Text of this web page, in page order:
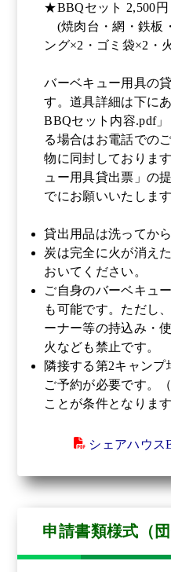
★BBQセット 2,500円
(焼肉台・網・鉄板
ング×2・ゴミ袋×2・
バーベキュー用具の
す。道具詳細は下に
BBQセット内容.pdf
る場合はお電話での
物に同封しておりま
ュー用具貸出票」の
でにお願いいたします
貸出用品は洗ってか
炭は完全に火が消え
おいてください。
ご自身のバーベキュ
も可能です。ただし
ーナー等の持込み・
火なども禁止です。
隣接する第2キャン
ご予約が必要です。
ことが条件となります
シェアハウス
申請書類様式（団